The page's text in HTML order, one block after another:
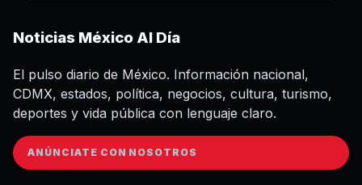
Noticias México Al Día
El pulso diario de México. Información nacional,
CDMX, estados, política, negocios, cultura, turismo,
deportes y vida pública con lenguaje claro.
ANÚNCIATE CON NOSOTROS